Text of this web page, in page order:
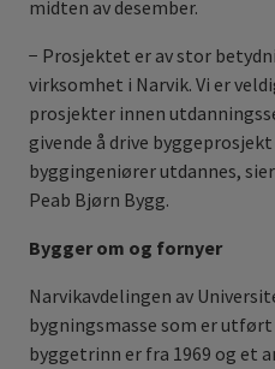
midten av desember.
− Prosjektet er av stor
virksomhet i Narvik. Vi er
prosjekter innen
givende å drive
byggingeniører utdannes,
Peab Bjørn Bygg.
Bygger om og fornyer
Narvikavdelingen av
bygningsmasse som er
byggetrinn er fra 1969 og et